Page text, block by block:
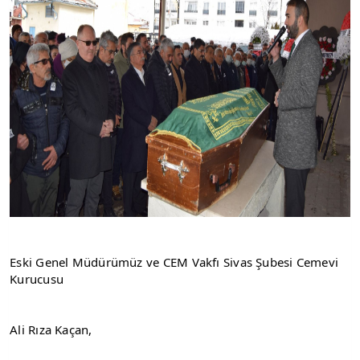
Eski Genel Müdürümüz ve CEM Vakfı Sivas Şubesi Cemevi
Kurucusu
Ali Rıza Kaçan,